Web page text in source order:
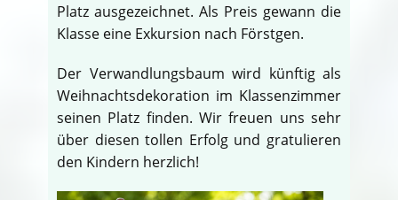
Platz ausgezeichnet. Als Preis gewann die
Klasse eine Exkursion nach Förstgen.
Der Verwandlungsbaum wird künftig als
Weihnachtsdekoration im Klassenzimmer
seinen Platz finden. Wir freuen uns sehr
über diesen tollen Erfolg und gratulieren
den Kindern herzlich!